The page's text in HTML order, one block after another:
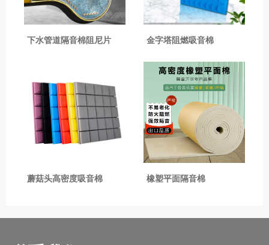
下水管道隔音棉阻尼片 金字塔阻燃吸音棉
蘑菇头高密度吸音棉 橡塑平面隔音棉